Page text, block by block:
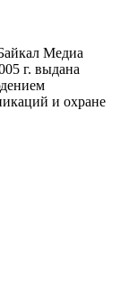
Медиа
г. выдана
и охране